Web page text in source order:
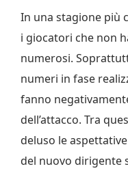
In una stagione più
i giocatori che non
numerosi.
numeri in fase
fanno
dell’attacco. Tra
deluso le
del nuovo dirigente